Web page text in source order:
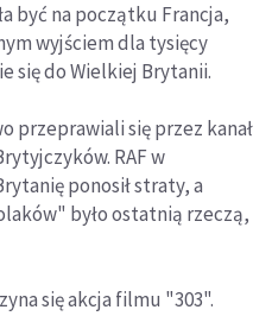
być na początku Francja,
wyjściem dla tysięcy
się do Wielkiej Brytanii.
przeprawiali się przez kanał
RAF w
ponosił straty, a
było ostatnią rzeczą,
się akcja filmu "303".